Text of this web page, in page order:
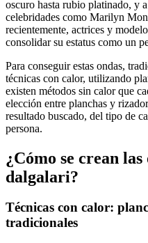
oscuro hasta rubio platinado, y
celebridades como Marilyn
recientemente, actrices y
consolidar su estatus como un
Para conseguir estas ondas,
técnicas con calor, utilizando
existen métodos sin calor que
elección entre planchas y
resultado buscado, del tipo de
persona.
¿Cómo se crean
dalgalari?
Técnicas con calor:
tradicionales